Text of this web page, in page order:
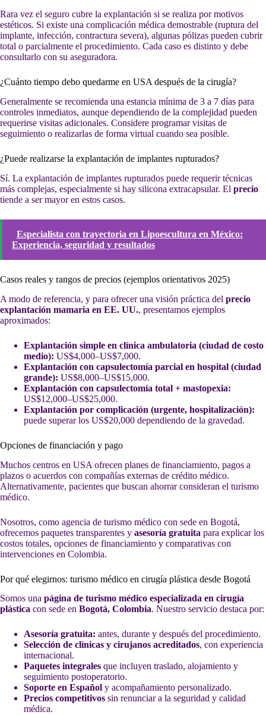
Rara vez el seguro cubre la explantación si se realiza por motivos
estéticos. Si existe una complicación médica demostrable (ruptura del
implante, infección, contractura severa), algunas pólizas pueden cubrir
total o parcialmente el procedimiento. Cada caso es distinto y debe
consultarlo con su aseguradora.
¿Cuánto tiempo debo quedarme en USA después de la cirugía?
Generalmente se recomienda una estancia mínima de 3 a 7 días para
controles inmediatos, aunque dependiendo de la complejidad pueden
requerirse visitas adicionales. Considere programar visitas de
seguimiento o realizarlas de forma virtual cuando sea posible.
¿Puede realizarse la explantación de implantes rupturados?
Sí. La explantación de implantes rupturados puede requerir técnicas
más complejas, especialmente si hay silicona extracapsular. El precio
tiende a ser mayor en estos casos.
Especialista con trayectoria en Lipoescultura en México:
Experiencia, seguridad y resultados
Casos reales y rangos de precios (ejemplos orientativos 2025)
A modo de referencia, y para ofrecer una visión práctica del precio
explantación mamaria en EE. UU., presentamos ejemplos
aproximados:
Explantación simple en clínica ambulatoria (ciudad de costo
medio): US$4,000–US$7,000.
Explantación con capsulectomía parcial en hospital (ciudad
grande): US$8,000–US$15,000.
Explantación con capsulectomía total + mastopexia:
US$12,000–US$25,000.
Explantación por complicación (urgente, hospitalización):
puede superar los US$20,000 dependiendo de la gravedad.
Opciones de financiación y pago
Muchos centros en USA ofrecen planes de financiamiento, pagos a
plazos o acuerdos con compañías externas de crédito médico.
Alternativamente, pacientes que buscan ahorrar consideran el turismo
médico.
Nosotros, como agencia de turismo médico con sede en Bogotá,
ofrecemos paquetes transparentes y asesoría gratuita para explicar los
costos totales, opciones de financiamiento y comparativas con
intervenciones en Colombia.
Por qué elegirnos: turismo médico en cirugía plástica desde Bogotá
Somos una página de turismo médico especializada en cirugía
plástica con sede en Bogotá, Colombia. Nuestro servicio destaca por:
Asesoría gratuita: antes, durante y después del procedimiento.
Selección de clínicas y cirujanos acreditados, con experiencia
internacional.
Paquetes integrales que incluyen traslado, alojamiento y
seguimiento postoperatorio.
Soporte en Español y acompañamiento personalizado.
Precios competitivos sin renunciar a la seguridad y calidad
médica.